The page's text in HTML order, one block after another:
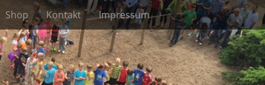
Shop Kontakt Impressum